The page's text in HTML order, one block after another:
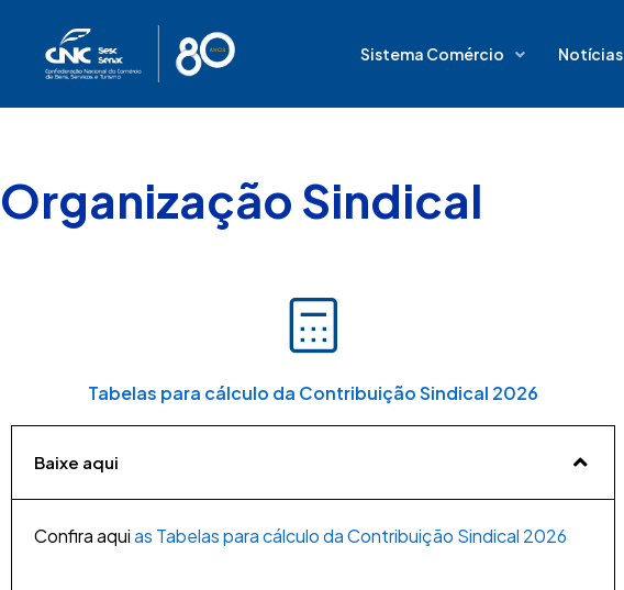
Sistema Comércio Notícias
Organização Sindical
Tabelas para cálculo da Contribuição Sindical 2026
Baixe aqui
Confira aquias Tabelas para cálculo da Contribuição Sindical 2026